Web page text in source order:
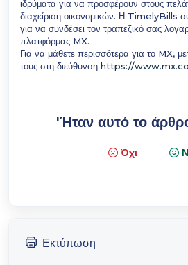
ιδρύματα για να προσφέρουν στους
διαχείριση οικονομικών. Η TimelyBills
για να συνδέσει τον τραπεζικό σας
πλατφόρμας MX.
Για να μάθετε περισσότερα για το MX,
τους στη διεύθυνση https://
'Ήταν αυτό το
Όχι
Εκτύπωση